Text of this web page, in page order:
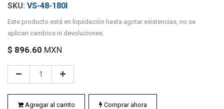
VS-48-180I
Este producto está en liquidación hasta agotar existencias, no se
aplican cambios ni devoluciones.
$ 896.60 MXN
Agregar al carrito Comprar ahora